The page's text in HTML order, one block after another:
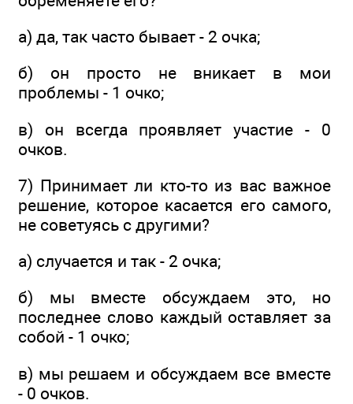
а) да, так часто бывает - 2 очка;
б) он просто не вникает в мои
проблемы - 1 очко;
в) он всегда проявляет участие - 0
очков.
7) Принимает ли кто-то из вас важное
решение, которое касается его самого,
не советуясь с другими?
а) случается и так - 2 очка;
б) мы вместе обсуждаем это, но
последнее слово каждый оставляет за
собой - 1 очко;
в) мы решаем и обсуждаем все вместе
- 0 очков.